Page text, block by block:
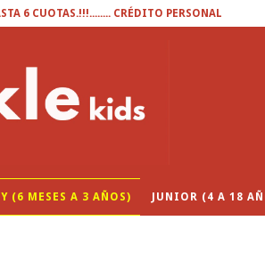
6 CUOTAS.!!!........ CRÉDITO PERSONAL
(6 MESES A 3 AÑOS) JUNIOR (4 A 18